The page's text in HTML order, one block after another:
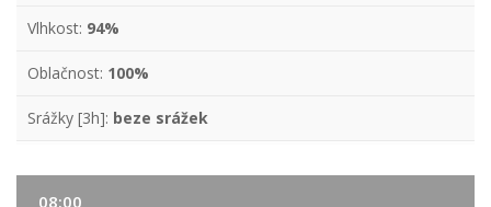
Vlhkost: 94%
Oblačnost: 100%
Srážky [3h]: beze srážek
08:00